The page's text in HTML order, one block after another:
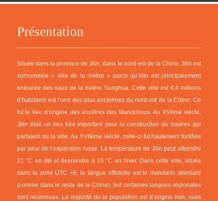
Présentation
Située dans la province de Jilin, dans le nord-est de la Chine, Jilin est
surnommée « ville de la rivière » parce qu’elle est principalement
entourée des eaux de la rivière Songhua. Cette ville est 4,4 millions
d’habitants est l’une des plus anciennes du nord-est de la Chine. Ce
fut le lieu d’origine des ancêtres des Mandchous. Au XVème siècle,
Jilin était un lieu très important pour la construction de navires qui
partaient de la ville. Au XVIIème siècle, celle-ci fut hautement fortifiée
par peur de l’expansion russe. La température de Jilin peut atteindre
21 °C en été et descendre à 15 °C en hiver. Dans cette ville, située
dans la zone UTC +8, la langue officielle est le mandarin standard
(comme dans le reste de la Chine), but certaines langues régionales
sont reconnues. La majorité de la population est d’origine han, mais